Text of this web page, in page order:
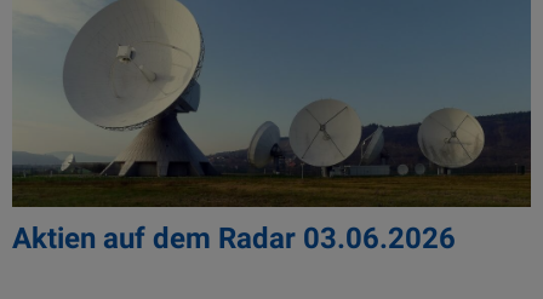
Aktien auf dem Radar 03.06.2026